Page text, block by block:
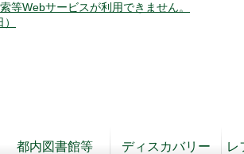
等Webサービスが利用できません。
都内図書館等
ディスカバリー
レ